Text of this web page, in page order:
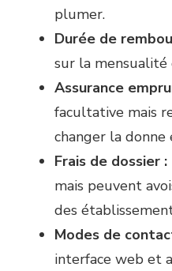
plumer.
Durée de
sur la
Assurance
facultative mais
changer la donne
Frais de dossier :
mais peuvent
des
Modes de
interface web et